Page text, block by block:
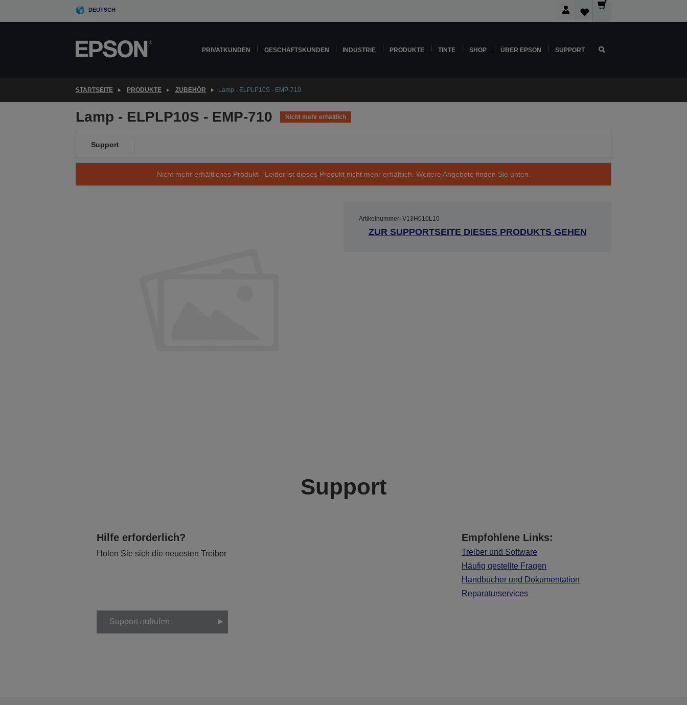
DEUTSCH
PRIVATKUNDEN GESCHÄFTSKUNDEN INDUSTRIE PRODUKTE TINTE SHOP ÜBER EPSON SUPPORT
STARTSEITE PRODUKTE ZUBEHÖR Lamp - ELPLP10S - EMP-710
Lamp - ELPLP10S - EMP-710 Nicht mehr erhältlich
Support
Nicht mehr erhältliches Produkt - Leider ist dieses Produkt nicht mehr erhältlich. Weitere Angebote finden Sie unten.
Artikelnummer: V13H010L10
ZUR SUPPORTSEITE DIESES PRODUKTS GEHEN
Support
Hilfe erforderlich?
Holen Sie sich die neuesten Treiber
Empfohlene Links:
Treiber und Software
Häufig gestellte Fragen
Handbücher und Dokumentation
Reparaturservices
Support aufrufen